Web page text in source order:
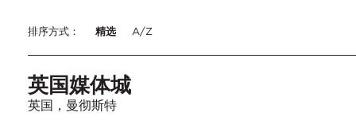
排序方式： 精选 A/Z
英国媒体城
英国，曼彻斯特